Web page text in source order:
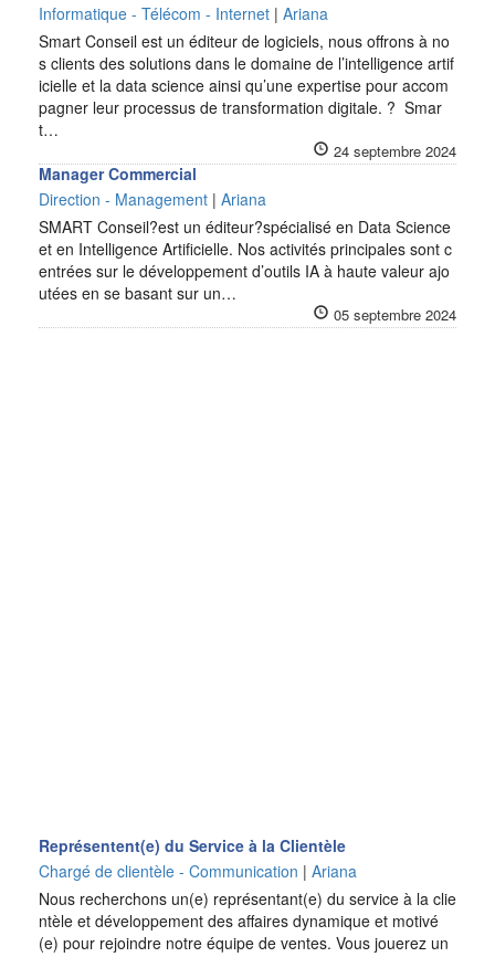
Informatique - Télécom - Internet | Ariana
Smart Conseil est un éditeur de logiciels, nous offrons à no
s clients des solutions dans le domaine de l’intelligence artif
icielle et la data science ainsi qu’une expertise pour accom
pagner leur processus de transformation digitale. ? Smar
t…
24 septembre 2024
Manager Commercial
Direction - Management | Ariana
SMART Conseil?est un éditeur?spécialisé en Data Science
et en Intelligence Artificielle. Nos activités principales sont c
entrées sur le développement d’outils IA à haute valeur ajo
utées en se basant sur un…
05 septembre 2024
Représentent(e) du Service à la Clientèle
Chargé de clientèle - Communication | Ariana
Nous recherchons un(e) représentant(e) du service à la clie
ntèle et développement des affaires dynamique et motivé
(e) pour rejoindre notre équipe de ventes. Vous jouerez un